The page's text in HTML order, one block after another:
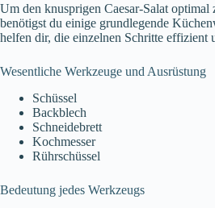
Um den knusprigen Caesar-Salat optimal
benötigst du einige grundlegende
helfen dir, die einzelnen Schritte effizient
Wesentliche Werkzeuge und Ausrüstung
Schüssel
Backblech
Schneidebrett
Kochmesser
Rührschüssel
Bedeutung jedes Werkzeugs